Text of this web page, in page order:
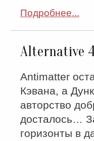
Подробнее...
Alternative
Antimatter
Кэвана, а
авторство
досталось…
горизонты в